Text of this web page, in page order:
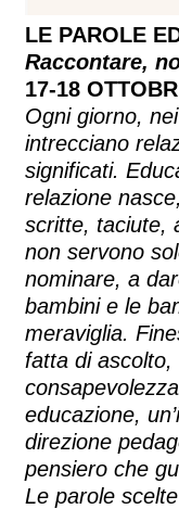
LE PAROLE
Raccontare,
17-18
Ogni giorno,
intrecciano
significati.
relazione
scritte, taciute,
non servono
nominare, a
bambini e le
meraviglia.
fatta di
educazione,
direzione
pensiero che
Le parole